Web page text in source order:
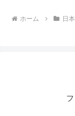
ホーム 日